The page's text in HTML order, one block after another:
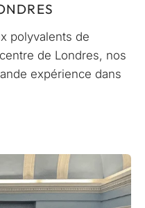
polyvalents de
de Londres, nos
expérience dans